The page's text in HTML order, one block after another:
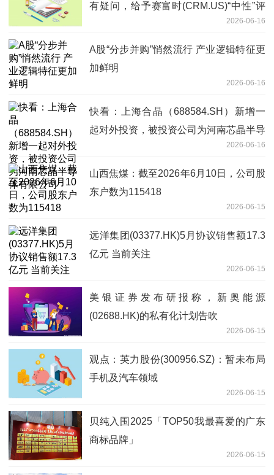
有疑问，给予赛富时(CRM.US)“中性”评
2026-06-16
A股“分步并购”悄然流行 产业逻辑特征更
加鲜明
2026-06-16
快看：上海合晶（688584.SH）新增一
起对外投资，被投资公司为河南芯晶半导
2026-06-16
山西焦煤：截至2026年6月10日，公司股
东户数为115418
2026-06-15
远洋集团(03377.HK)5月协议销售额17.3
亿元 当前关注
2026-06-15
美银证券发布研报称，新奥能源
(02688.HK)的私有化计划告吹
2026-06-15
观点：英力股份(300956.SZ)：暂未布局
手机及汽车领域
2026-06-15
贝纯入围2025「TOP50我最喜爱的广东
商标品牌」
2026-06-15